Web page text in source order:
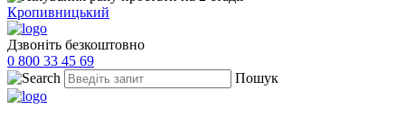
Кропивницький
Дзвоніть безкоштовно
0 800 33 45 69
Пошук